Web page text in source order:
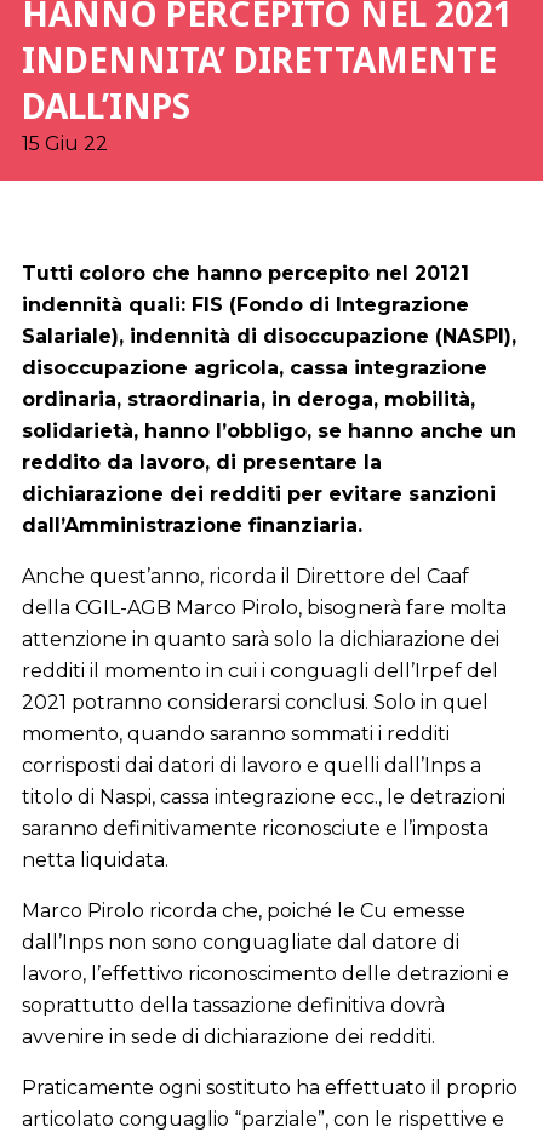
HANNO PERCEPITO NEL 2021
INDENNITA’ DIRETTAMENTE
DALL’INPS
15 Giu 22
Tutti coloro che hanno percepito nel 20121
indennità quali: FIS (Fondo di Integrazione
Salariale), indennità di disoccupazione (NASPI),
disoccupazione agricola, cassa integrazione
ordinaria, straordinaria, in deroga, mobilità,
solidarietà, hanno l’obbligo, se hanno anche un
reddito da lavoro, di presentare la
dichiarazione dei redditi per evitare sanzioni
dall’Amministrazione finanziaria.
Anche quest’anno, ricorda il Direttore del Caaf
della CGIL-AGB Marco Pirolo, bisognerà fare molta
attenzione in quanto sarà solo la dichiarazione dei
redditi il momento in cui i conguagli dell’Irpef del
2021 potranno considerarsi conclusi. Solo in quel
momento, quando saranno sommati i redditi
corrisposti dai datori di lavoro e quelli dall’Inps a
titolo di Naspi, cassa integrazione ecc., le detrazioni
saranno definitivamente riconosciute e l’imposta
netta liquidata.
Marco Pirolo ricorda che, poiché le Cu emesse
dall’Inps non sono conguagliate dal datore di
lavoro, l’effettivo riconoscimento delle detrazioni e
soprattutto della tassazione definitiva dovrà
avvenire in sede di dichiarazione dei redditi.
Praticamente ogni sostituto ha effettuato il proprio
articolato conguaglio “parziale”, con le rispettive e